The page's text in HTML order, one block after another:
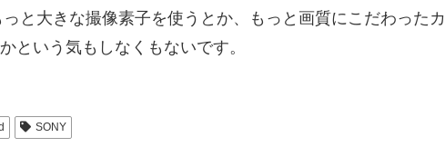
と大きな撮像素子を使うとか、もっと画質にこだわったカ
という気もしなくもないです。
SONY